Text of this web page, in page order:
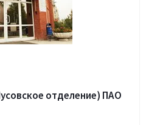
отделение) ПАО